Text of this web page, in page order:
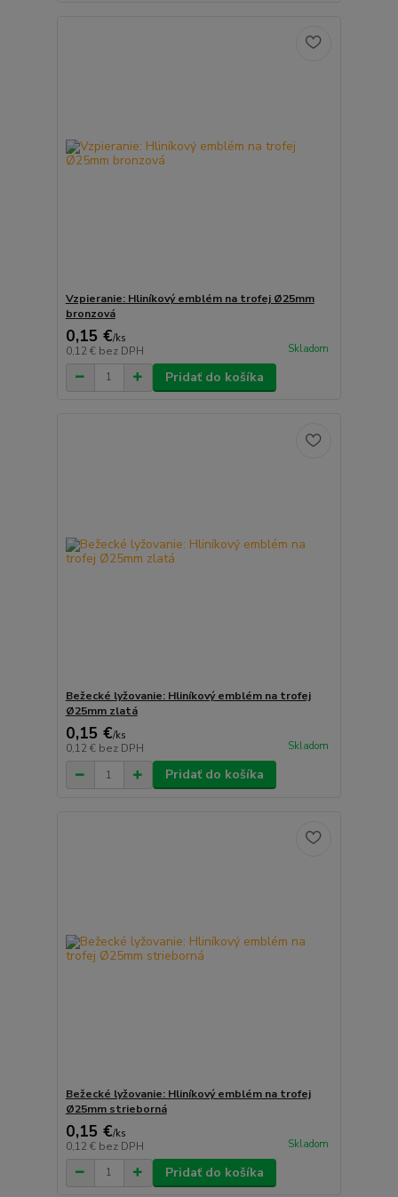
Vzpieranie: Hliníkový emblém na trofej Ø25mm
bronzová
0,15 €/ks
0,12 € bez DPH Skladom
Pridať do košíka
Bežecké lyžovanie: Hliníkový emblém na trofej
Ø25mm zlatá
0,15 €/ks
0,12 € bez DPH Skladom
Pridať do košíka
Bežecké lyžovanie: Hliníkový emblém na trofej
Ø25mm strieborná
0,15 €/ks
0,12 € bez DPH Skladom
Pridať do košíka